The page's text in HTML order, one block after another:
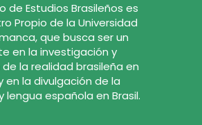
de Estudios Brasileños es
Propio de la Universidad
que busca ser un
en la investigación y
la realidad brasileña en
en la divulgación de la
lengua española en Brasil.